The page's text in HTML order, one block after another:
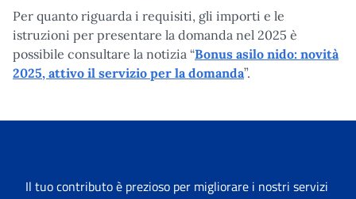
Per quanto riguarda i requisiti, gli importi e le
istruzioni per presentare la domanda nel 2025 è
possibile consultare la notizia “Bonus asilo nido: novità
2025, attivo il servizio per la domanda”.
Il tuo contributo è prezioso per migliorare i nostri servizi